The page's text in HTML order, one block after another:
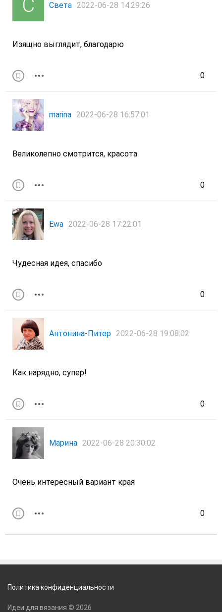
Света 2022-06-28 14:29:26
0
Изящно выглядит, благодарю
marina 2022-06-28 16:57:01
0
Великолепно смотрится, красота
Ewa 2022-06-28 17:22:01
0
Чудесная идея, спасибо
Антонина-Питер 2022-06-28 19:08:02
0
Как нарядно, супер!
Марина 2022-06-28 20:30:02
0
Очень интересный вариант края
Политика конфиденциальности
Идеи для вязания © 2026